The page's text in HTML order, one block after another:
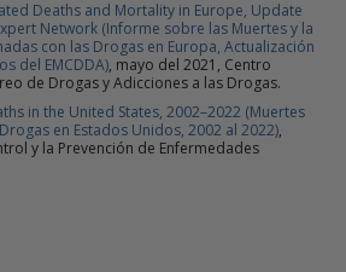
Deaths and Mortality in Europe, Update
Network (Informe sobre las Muertes y la
con las Drogas en Europa, Actualización
del EMCDDA), mayo del 2021, Centro
de Drogas y Adicciones a las Drogas.
in the United States, 2002–2022 (Muertes
en Estados Unidos, 2002 al 2022),
y la Prevención de Enfermedades